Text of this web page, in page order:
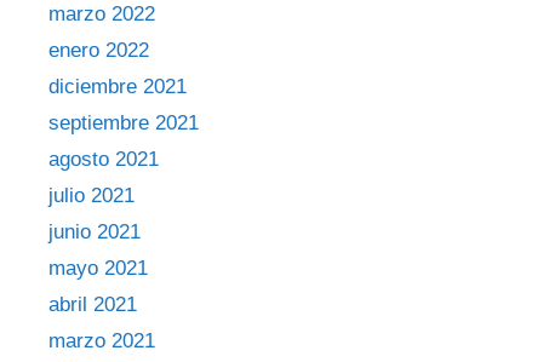
marzo 2022
enero 2022
diciembre 2021
septiembre 2021
agosto 2021
julio 2021
junio 2021
mayo 2021
abril 2021
marzo 2021